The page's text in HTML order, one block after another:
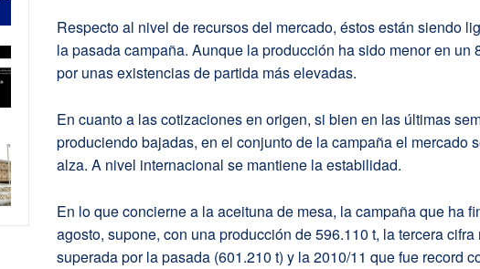
Respecto al nivel de recursos del mercado, éstos están siendo
la pasada campaña. Aunque la producción ha sido menor en un
por unas existencias de partida más elevadas.
En cuanto a las cotizaciones en origen, si bien en las últimas
produciendo bajadas, en el conjunto de la campaña el mercado
alza. A nivel internacional se mantiene la estabilidad.
En lo que concierne a la aceituna de mesa, la campaña que ha
agosto, supone, con una producción de 596.110 t, la tercera
superada por la pasada (601.210 t) y la 2010/11 que fue record